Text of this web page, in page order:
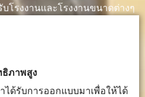
ด้
ในพื้นที่ลึก
การกำจัด
กำลังของ
บโรงงานและโรงงานขนาดต่างๆ
ธิภาพสูง
าได้รับการออกแบบมาเพื่อให้ได้